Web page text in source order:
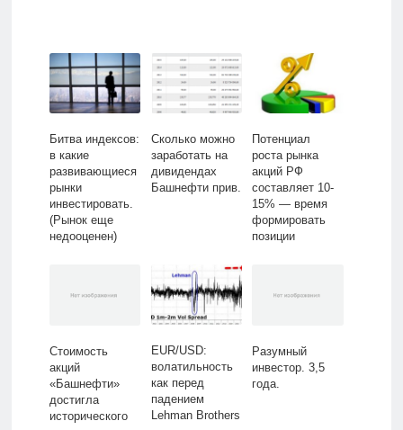
Битва индексов:
в какие
развивающиеся
рынки
инвестировать.
(Рынок еще
недооценен)
Сколько можно
заработать на
дивидендах
Башнефти прив.
Потенциал
роста рынка
акций РФ
составляет 10-
15% — время
формировать
позиции
Стоимость
акций
«Башнефти»
достигла
исторического
EUR/USD:
волатильность
как перед
падением
Lehman Brothers
Разумный
инвестор. 3,5
года.